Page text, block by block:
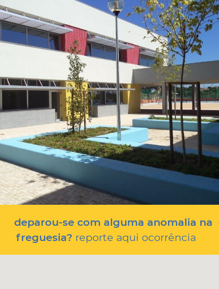
deparou-se com alguma anomalia na
freguesia? reporte aqui ocorrência